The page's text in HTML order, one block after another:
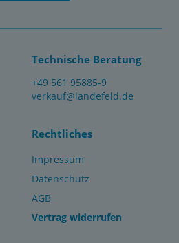
Technische Beratung
+49 561 95885-9
verkauf@landefeld.de
Rechtliches
Impressum
Datenschutz
AGB
Vertrag widerrufen